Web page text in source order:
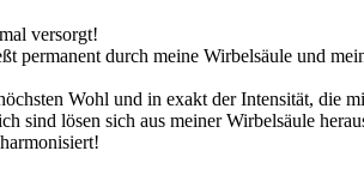
versorgt!
permanent durch meine Wirbelsäule und
Wohl und in exakt der Intensität, die
sind lösen sich aus meiner Wirbelsäule